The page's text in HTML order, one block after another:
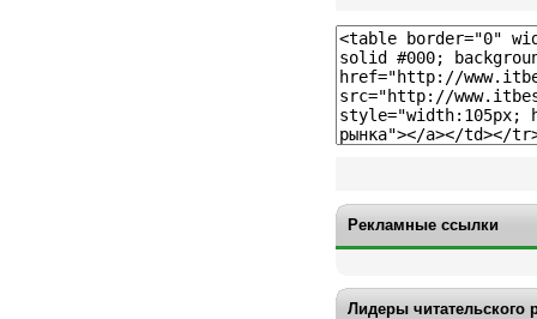
Рекламные ссылки
Лидеры читательского